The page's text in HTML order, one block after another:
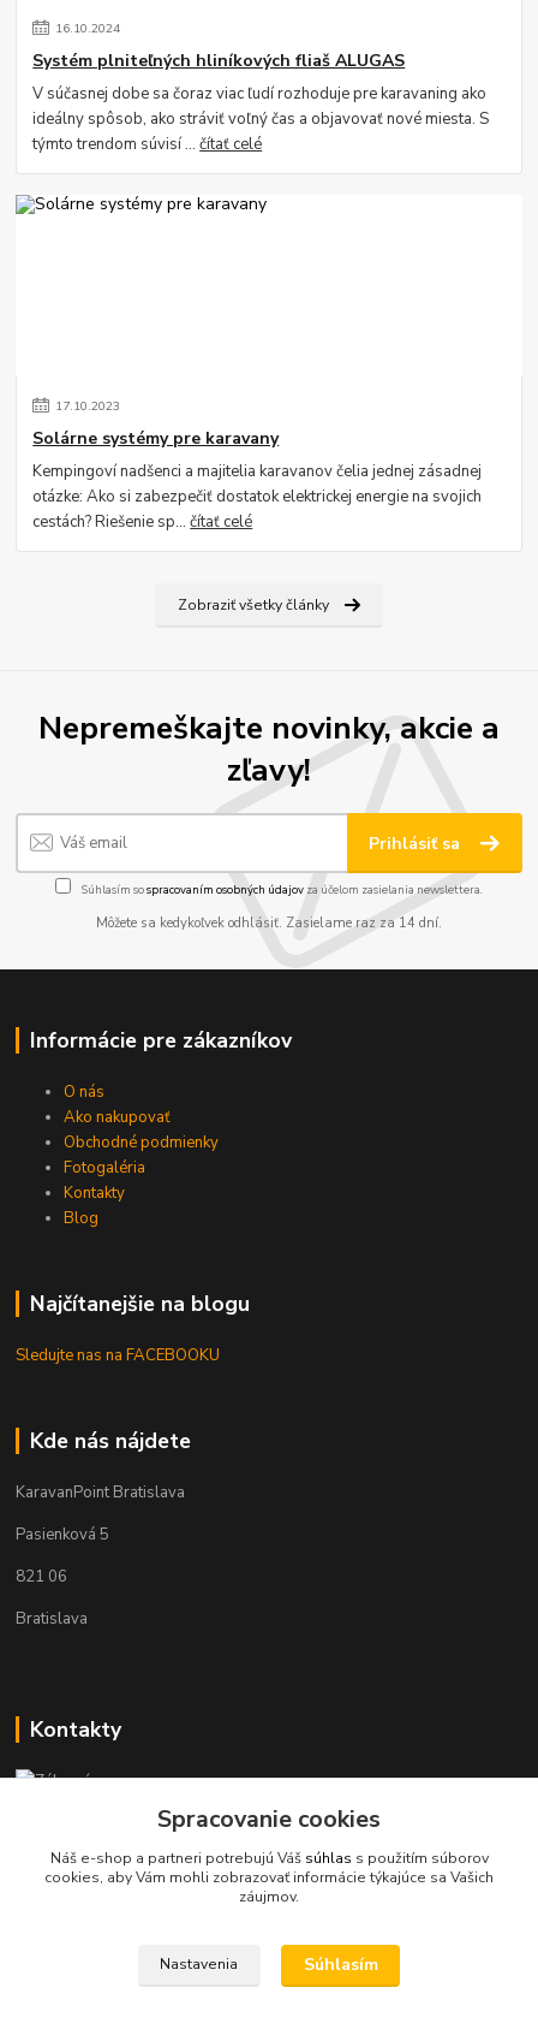
16.10.2024
Systém plniteľných hliníkových fliaš ALUGAS
V súčasnej dobe sa čoraz viac ľudí rozhoduje pre karavaning ako
ideálny spôsob, ako stráviť voľný čas a objavovať nové miesta. S
týmto trendom súvisí ...čítať celé
17.10.2023
Solárne systémy pre karavany
Kempingoví nadšenci a majitelia karavanov čelia jednej zásadnej
otázke: Ako si zabezpečiť dostatok elektrickej energie na svojich
cestách? Riešenie sp...čítať celé
Zobraziť všetky články
Nepremeškajte novinky, akcie a
zľavy!
Prihlásiť sa
Súhlasím sospracovaním osobných údajov za účelom zasielania newslettera.
Môžete sa kedykoľvek odhlásiť. Zasielame raz za 14 dní.
Informácie pre zákazníkov
O nás
Ako nakupovať
Obchodné podmienky
Fotogaléria
Kontakty
Blog
Najčítanejšie na blogu
Sledujte nas na FACEBOOKU
Kde nás nájdete
KaravanPoint Bratislava
Pasienková 5
821 06
Bratislava
Kontakty
Zákaznícka podpora KaravanPoint
+421902309993
(Po-Pia, 9-18 hod.)
info@karavanpoint.sk
Spracovanie cookies
Náš e-shop a partneri potrebujú Váš súhlas s použitím súborov
cookies, aby Vám mohli zobrazovať informácie týkajúce sa Vašich
záujmov.
Nastavenia Súhlasím